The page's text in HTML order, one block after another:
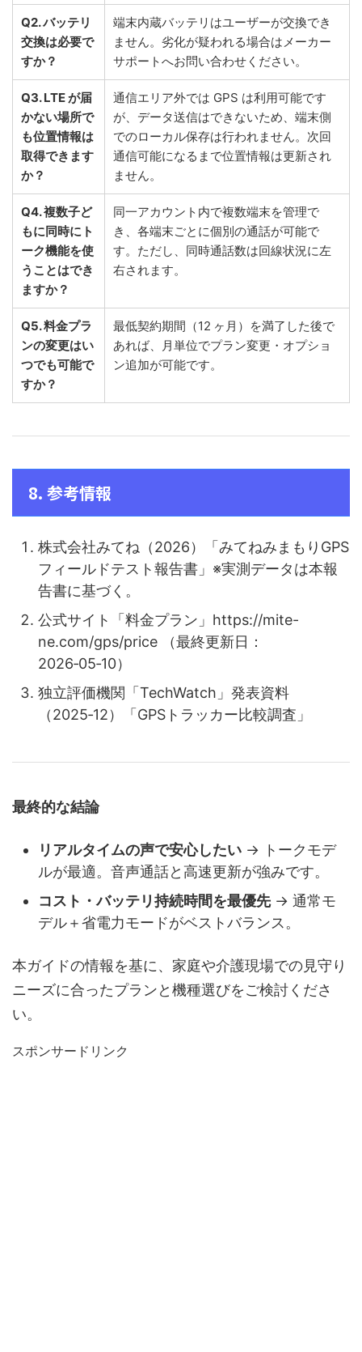
Q2. バッテリ
交換は必要で
すか？
端末内蔵バッテリはユーザーが交換でき
ません。劣化が疑われる場合はメーカー
サポートへお問い合わせください。
Q3. LTE が届
かない場所で
も位置情報は
取得できます
か？
通信エリア外では GPS は利用可能です
が、データ送信はできないため、端末側
でのローカル保存は行われません。次回
通信可能になるまで位置情報は更新され
ません。
Q4. 複数子ど
もに同時にト
ーク機能を使
うことはでき
ますか？
同一アカウント内で複数端末を管理で
き、各端末ごとに個別の通話が可能で
す。ただし、同時通話数は回線状況に左
右されます。
Q5. 料金プラ
ンの変更はい
つでも可能で
すか？
最低契約期間（12 ヶ月）を満了した後で
あれば、月単位でプラン変更・オプショ
ン追加が可能です。
8. 参考情報
株式会社みてね（2026）「みてねみまもりGPS
フィールドテスト報告書」※実測データは本報
告書に基づく。
公式サイト「料金プラン」https://mite-
ne.com/gps/price （最終更新日：
2026‑05‑10）
独立評価機関「TechWatch」発表資料
（2025‑12）「GPSトラッカー比較調査」
最終的な結論
リアルタイムの声で安心したい → トークモデ
ルが最適。音声通話と高速更新が強みです。
コスト・バッテリ持続時間を最優先→ 通常モ
デル＋省電力モードがベストバランス。
本ガイドの情報を基に、家庭や介護現場での見守り
ニーズに合ったプランと機種選びをご検討くださ
い。
スポンサードリンク